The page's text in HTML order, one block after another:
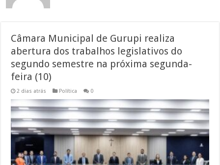
Câmara Municipal de Gurupi realiza
abertura dos trabalhos legislativos do
segundo semestre na próxima segunda-
feira (10)
2 dias atrás Política 0